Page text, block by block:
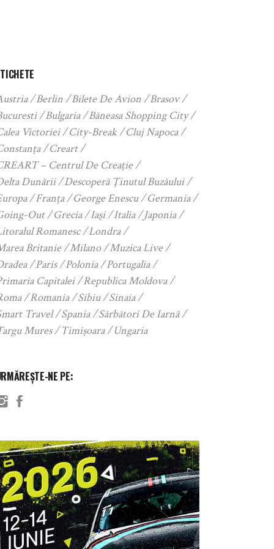
Berlin Bilete De Avion
Brasov
Bulgaria
Băneasa Shopping City
Victoriei
City-Break
Cluj Napoca
Creart
– Centrul De Creație
Dunării
Descoperă Ținutul Buzăului
Franța George Enescu
Germania
Out
Grecia Iași Italia
Japonia
Romanesc
Londra
Britanie
Milano
Muzica Live
Paris Polonia
Portugalia
Capitalei
Republica Moldova
Romania Sibiu
Sinaia
Travel
Spania
Sărbători De Iarnă
Mures
Timișoara Ungaria
NE PE: